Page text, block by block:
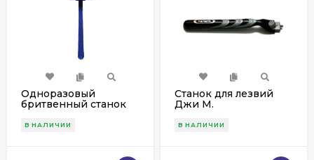
Одноразовый
бритвенный станок
В НАЛИЧИИ
Станок для лезвий
Джи M.
В НАЛИЧИИ